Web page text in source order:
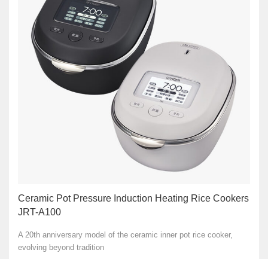
Ceramic Pot Pressure Induction Heating Rice Cookers
JRT-A100
A 20th anniversary model of the ceramic inner pot rice cooker,
evolving beyond tradition